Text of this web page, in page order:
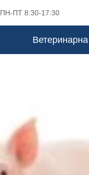
ПН-ПТ 8:30-17:30
Ветеринарна